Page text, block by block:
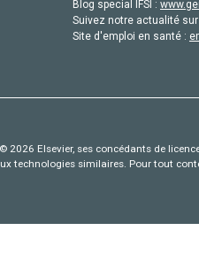
Blog special IFSI :
Suivez notre actualité
Site d'emploi en santé :
2026 Elsevier, ses concédants de
technologies similaires. Pour tout